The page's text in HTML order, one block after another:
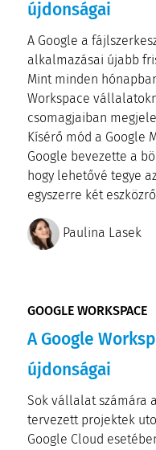
újdonságai
A Google a
alkalmazásai újabb
Mint minden
Workspace
csomagjaiban
Kísérő mód a Google
Google bevezette a
hogy lehetővé tegye
egyszerre két
Paulina Lasek
GOOGLE WORKSPACE
A Google
újdonságai
Sok vállalat számára
tervezett projektek
Google Cloud